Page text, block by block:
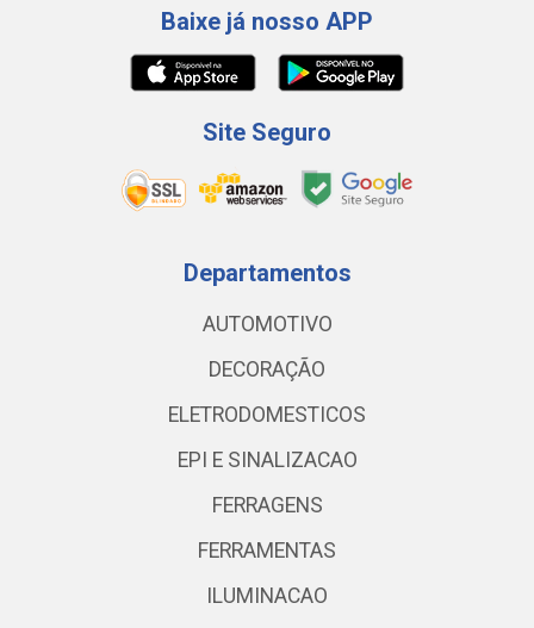
Baixe já nosso APP
Site Seguro
Departamentos
AUTOMOTIVO
DECORAÇÃO
ELETRODOMESTICOS
EPI E SINALIZACAO
FERRAGENS
FERRAMENTAS
ILUMINACAO